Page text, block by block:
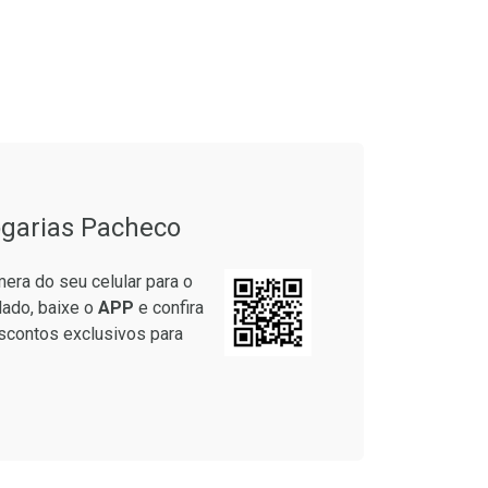
Pacheco
do seu celular para o
baixe o APP e confira
exclusivos para